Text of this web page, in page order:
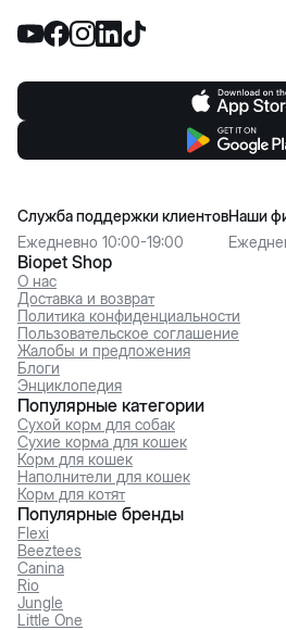
Biopet Shop
О нас
Доставка и возврат
Политика конфиденциальности
Пользовательское соглашение
Жалобы и предложения
Блоги
Энциклопедия
Служба поддержки клиентов
Ежедневно 10:00-19:00
Наши
Популярные категории
Сухой корм для собак
Сухие корма для кошек
Корм для кошек
Наполнители для кошек
Корм для котят
Популярные бренды
Flexi
Beeztees
Canina
Rio
Jungle
Little One